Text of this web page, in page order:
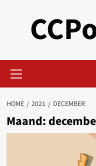
Menu
HOME 2021 DECEMBER
Maand: